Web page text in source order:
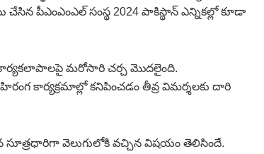
పీఎంఎంఎల్ సంస్థ 2024 పాకిస్థాన్ ఎన్నికల్లో కూడా
కార్యకలాపాలపై మరోసారి చర్చ మొదలైంది.
కార్యక్రమాల్లో కనిపించడం తీవ్ర విమర్శలకు దారి
సూత్రధారిగా వెలుగులోకి వచ్చిన విషయం తెలిసిందే.